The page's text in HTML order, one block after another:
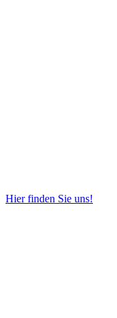
Hier finden Sie uns!